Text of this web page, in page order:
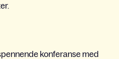
konferanse med